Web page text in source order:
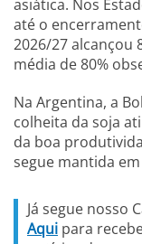
asiática. Nos
até o
2026/27 alcançou
média de 80%
Na Argentina, a
colheita da soja
da boa
segue mantida
Já segue nosso
Aqui para